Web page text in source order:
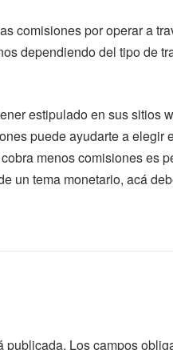
comisiones por operar a
dependiendo del tipo de
estipulado en sus sitios
puede ayudarte a elegir
menos comisiones es
un tema monetario, acá
publicada. Los campos